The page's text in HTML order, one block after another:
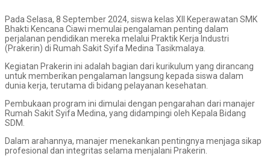
Pada Selasa, 8 September 2024, siswa kelas XII Keperawatan SMK
Bhakti Kencana Ciawi memulai pengalaman penting dalam
perjalanan pendidikan mereka melalui Praktik Kerja Industri
(Prakerin) di Rumah Sakit Syifa Medina Tasikmalaya.
Kegiatan Prakerin ini adalah bagian dari kurikulum yang dirancang
untuk memberikan pengalaman langsung kepada siswa dalam
dunia kerja, terutama di bidang pelayanan kesehatan.
Pembukaan program ini dimulai dengan pengarahan dari manajer
Rumah Sakit Syifa Medina, yang didampingi oleh Kepala Bidang
SDM.
Dalam arahannya, manajer menekankan pentingnya menjaga sikap
profesional dan integritas selama menjalani Prakerin.